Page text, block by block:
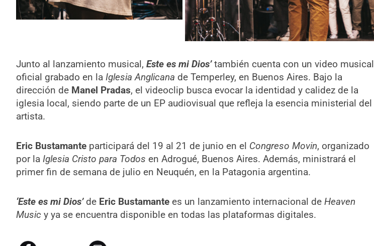
Junto al lanzamiento musical, Este es mi Dios’también cuenta con un video musical
oficial grabado en la Iglesia Anglicana de Temperley, en Buenos Aires. Bajo la
dirección de Manel Pradas, el videoclip busca evocar la identidad y calidez de la
iglesia local, siendo parte de un EP audiovisual que refleja la esencia ministerial del
artista.
Eric Bustamanteparticipará del 19 al 21 de junio en el Congreso Movin, organizado
por la Iglesia Cristo para Todos en Adrogué, Buenos Aires. Además, ministrará el
primer fin de semana de julio en Neuquén, en la Patagonia argentina.
‘Este es mi Dios’ de Eric Bustamantees un lanzamiento internacional de Heaven
Musicy ya se encuentra disponible en todas las plataformas digitales.